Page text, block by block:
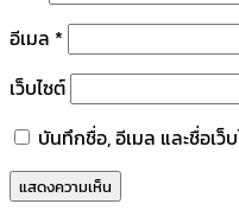
อีเมล *
เว็บไซต์
บันทึกชื่อ, อีเมล และชื่อเว็